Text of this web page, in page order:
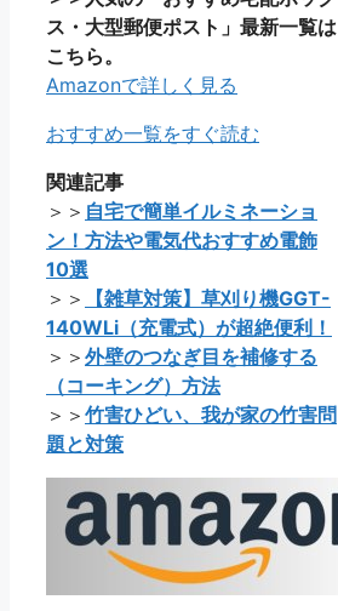
ス・大型郵便ポスト」最新一覧は
こちら。
Amazonで詳しく見る
おすすめ一覧をすぐ読む
関連記事
＞＞ 自宅で簡単イルミネーショ
ン！方法や電気代おすすめ電飾
10選
＞＞
【雑草対策】草刈り機GGT-
140WLi（充電式）が超絶便利！
＞＞ 外壁のつなぎ目を補修する
（コーキング）方法
＞＞ 竹害ひどい、我が家の竹害問
題と対策